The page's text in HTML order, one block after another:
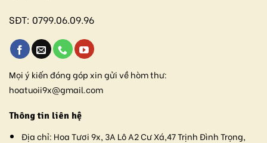
SĐT: 0799.06.09.96
Mọi ý kiến đóng góp xin gửi về hòm thư:
hoatuoii9x@gmail.com
Thông tin liên hệ
Địa chỉ: Hoa Tươi 9x, 3A Lô A2 Cư Xá,47 Trịnh Đình Trọng,